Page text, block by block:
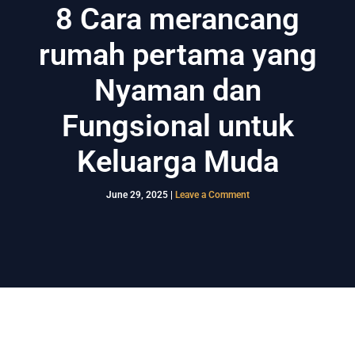
8 Cara merancang
rumah pertama yang
Nyaman dan
Fungsional untuk
Keluarga Muda
June 29, 2025 Leave a Comment